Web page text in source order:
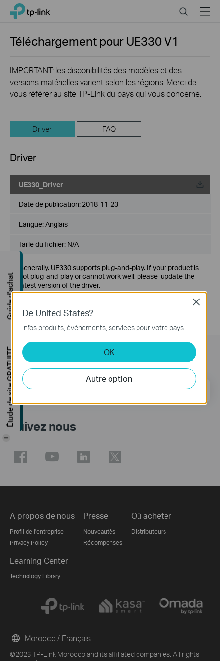
Click
the
navigation
TP-Link, Reliably Smart SearchMenu
Téléchargement pourUE330V1
IMPORTANT: les disponibilités des modèles et des
versions matérielles varient selon les régions. Merci de
vous référer au site TP-Link du pays qui vous concerne.
Driver FAQ
Driver
UE330_Driver
Date de publication: 2018-11-23
Langue:Anglais
Taille du fichier: N/A
Generally, UE330 supports plug-and-play. If your product is
not plug-and-play or cannot work well, please update the
latest version of the driver.
If you have further questions, pleasecontact us
Subscription
E-mail S'enregistrer
Suivez nous
A propos de nous
Profil de l'entreprise
Privacy Policy
Presse
Nouveautés
Récompenses
Où acheter
Distributeurs
Learning Center
Technology Library
©2026 TP-Link Morocco and its affiliated companies. All rights
Morocco / Français
De United States?
Infos produits, événements, services pour votre pays.
OK
Autre option
Close
Guide d'achat
Étude de site GRATUITE
-